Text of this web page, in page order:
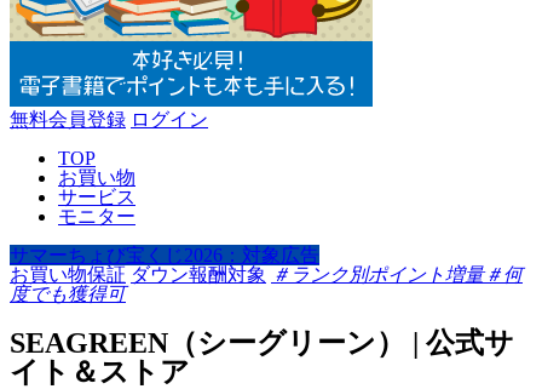
無料会員登録 ログイン
TOP
お買い物
サービス
モニター
サマーちょび宝くじ2026：対象広告
お買い物保証 ダウン報酬対象 ＃ランク別ポイント増量＃何
度でも獲得可
SEAGREEN（シーグリーン） | 公式サ
イト＆ストア